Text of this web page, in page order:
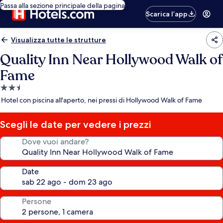
Passa alla sezione principale della pagina
Scarica l’app
Visualizza tutte le strutture
Quality Inn Near Hollywood Walk of
Fame
Struttura
a
stelle
Hotel con piscina all'aperto, nei pressi di Hollywood Walk of Fame
Scegli le date per vedere i prezzi
Dove vuoi andare?
Date
Persone